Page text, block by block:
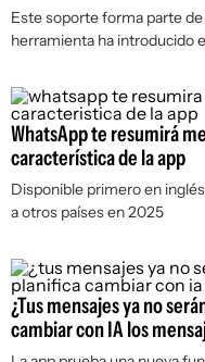
Este soporte forma parte
herramienta ha introducido
WhatsApp te resumirá
característica de la app
Disponible primero en
a otros países en 2025
¿Tus mensajes ya no
cambiar con IA los